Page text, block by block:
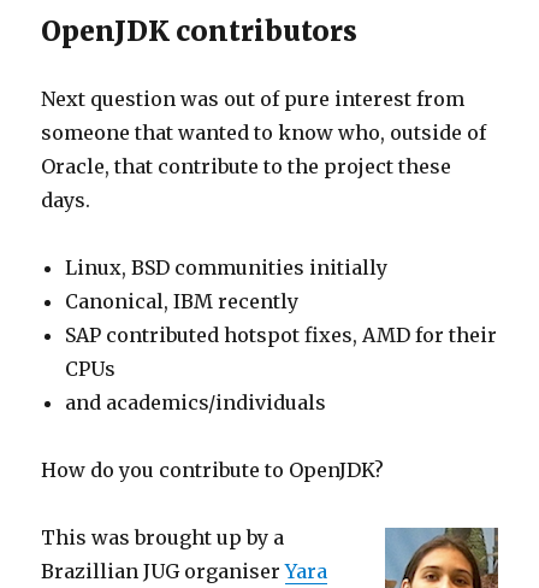
OpenJDK contributors
Next question was out of pure interest from
someone that wanted to know who, outside of
Oracle, that contribute to the project these
days.
Linux, BSD communities initially
Canonical, IBM recently
SAP contributed hotspot fixes, AMD for their
CPUs
and academics/individuals
How do you contribute to OpenJDK?
This was brought up by a
Brazillian JUG organiserYara